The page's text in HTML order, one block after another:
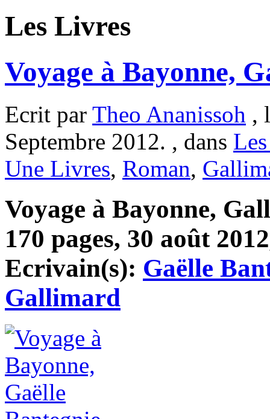
Les Livres
Voyage à Bayonne,
Ecrit par Theo Ananissoh ,
Septembre 2012. , dans
Une Livres, Roman,
Voyage à Bayonne,
170 pages, 30 août
Ecrivain(s): Gaëlle
Gallimard